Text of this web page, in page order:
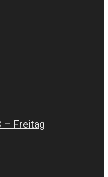
– Freitag